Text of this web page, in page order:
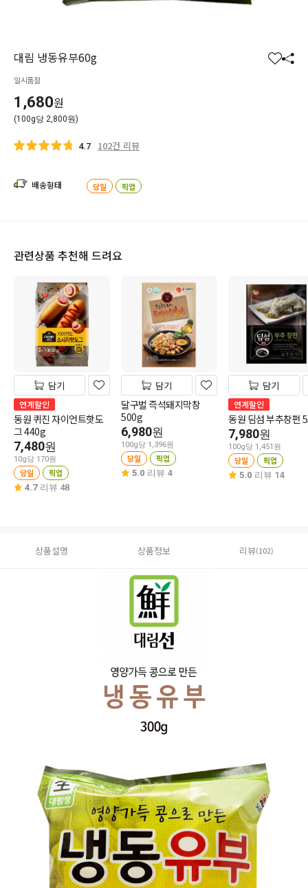
대림 냉동유부60g
찜 공
일시품절
1,680원
(100g당 2,800원)
4.7 102건 리뷰
배송형태 당일 픽업
관련상품 추천해 드려요
담기
연계할인
동원 퀴진 자이언트핫도
그 440g
7,480원
10g당 170원
당일 픽업
4.7 리뷰 48
담기
달구벌 즉석돼지막창
500g
6,980원
100g당 1,396원
당일 픽업
5.0 리뷰 4
담기
연계할인
동원 딤섬 부추창펀
7,980원
100g당 1,451원
당일 픽업
5.0 리뷰 14
상품설명 상품정보 리뷰(102)